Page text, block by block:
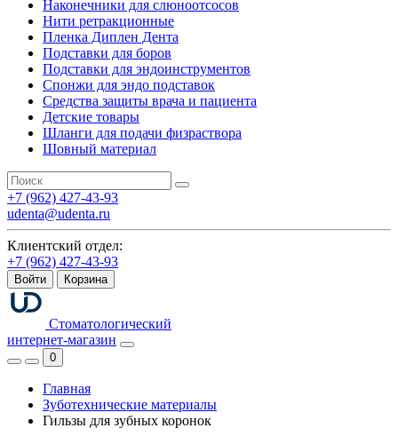
Наконечники для слюноотсосов
Нити ретракционные
Пленка Диплен Дента
Подставки для боров
Подставки для эндоинструментов
Спонжи для эндо подставок
Средства защиты врача и пациента
Детские товары
Шланги для подачи физраствора
Шовный материал
+7 (962) 427-43-93
udenta@udenta.ru
Клиентский отдел:
+7 (962) 427-43-93
Войти Корзина
Стоматологический
интернет-магазин
0
Главная
Зуботехнические материалы
Гильзы для зубных коронок